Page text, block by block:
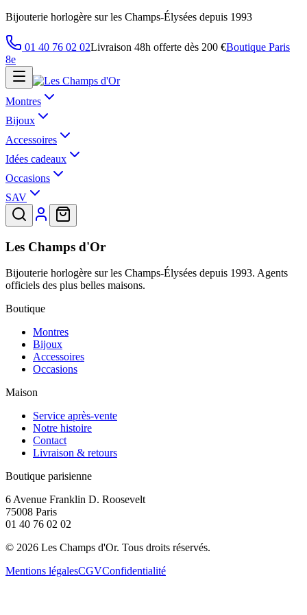
Bijouterie horlogère sur les Champs-Élysées depuis 1993
01 40 76 02 02Livraison 48h offerte dès 200 €Boutique Paris
8e
Montres
Bijoux
Accessoires
Idées cadeaux
Occasions
SAV
Les Champs d'Or
Bijouterie horlogère sur les Champs-Élysées depuis 1993. Agents
officiels des plus belles maisons.
Boutique
Montres
Bijoux
Accessoires
Occasions
Maison
Service après-vente
Notre histoire
Contact
Livraison & retours
Boutique parisienne
6 Avenue Franklin D. Roosevelt
75008 Paris
01 40 76 02 02
© 2026 Les Champs d'Or. Tous droits réservés.
Mentions légalesCGVConfidentialité